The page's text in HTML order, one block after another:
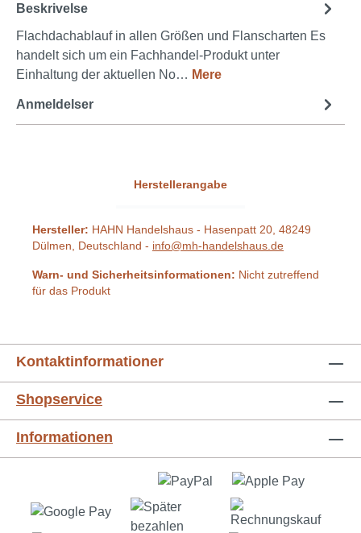
Beskrivelse
Flachdachablauf in allen Größen und Flanscharten Es
handelt sich um ein Fachhandel-Produkt unter
Einhaltung der aktuellen No… Mere
Anmeldelser
Herstellerangabe
Hersteller: HAHN Handelshaus - Hasenpatt 20, 48249
Dülmen, Deutschland - info@mh-handelshaus.de
Warn- und Sicherheitsinformationen: Nicht zutreffend
für das Produkt
Kontaktinformationer
Shopservice
Informationen